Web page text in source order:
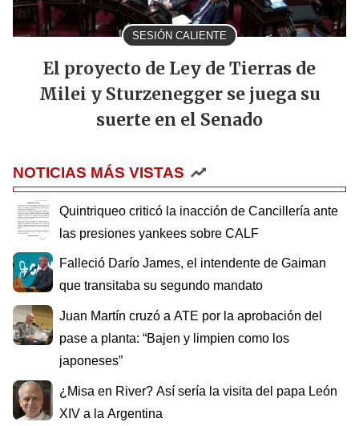
SESIÓN CALIENTE
El proyecto de Ley de Tierras de
Milei y Sturzenegger se juega su
suerte en el Senado
NOTICIAS MÁS VISTAS
Quintriqueo criticó la inacción de Cancillería ante
las presiones yankees sobre CALF
Falleció Darío James, el intendente de Gaiman
que transitaba su segundo mandato
Juan Martín cruzó a ATE por la aprobación del
pase a planta: “Bajen y limpien como los
japoneses”
¿Misa en River? Así sería la visita del papa León
XIV a la Argentina